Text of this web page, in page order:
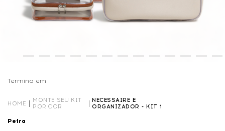
Termina em
HOME
MONTE SEU KIT
POR COR
NECESSAIRE E
ORGANIZADOR - KIT 1
Petra